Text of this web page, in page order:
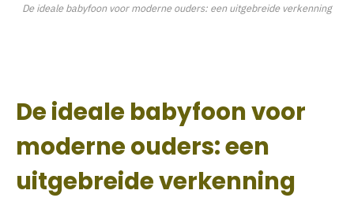
De ideale babyfoon voor moderne ouders: een uitgebreide verkenning
De ideale babyfoon voor
moderne ouders: een
uitgebreide verkenning